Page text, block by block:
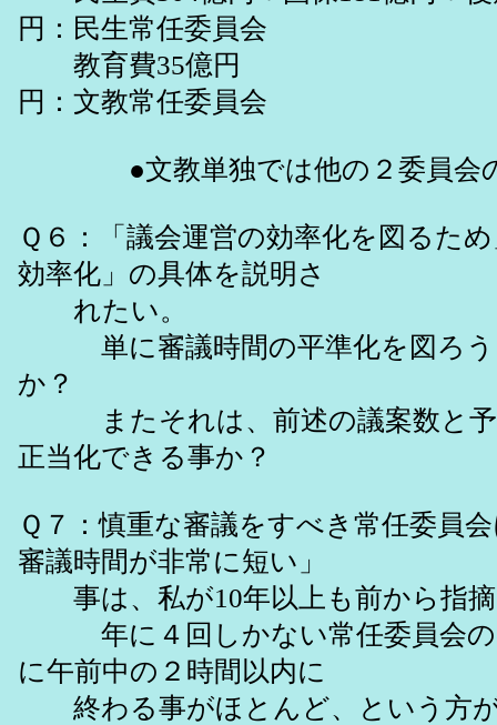
円：民生常任委員会
教育費35億
円：文教常任委員会
●文教単独では他の２委員会の
Ｑ６：「議会運営の効率化を図るた
効率化」の具体を説明さ
れたい。
単に審議時間の平準化を図ろう
か？
またそれは、前述の議案数と予
正当化できる事か？
Ｑ７：慎重な審議をすべき常任委員
審議時間が非常に短い」
事は、私が10年以上も前から指摘
年に４回しかない常任委員会の
に午前中の２時間以内に
終わる事がほとんど、という方